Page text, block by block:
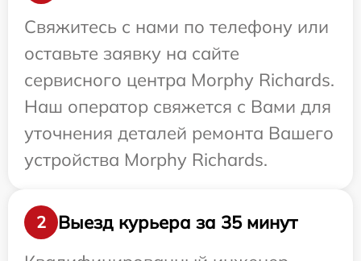
Свяжитесь с нами по телефону или
оставьте заявку на сайте
сервисного центра Morphy Richards.
Наш оператор свяжется с Вами для
уточнения деталей ремонта Вашего
устройства Morphy Richards.
2
Выезд курьера за 35 минут